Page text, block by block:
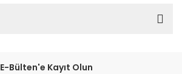
E-Bülten'e Kayıt Olun